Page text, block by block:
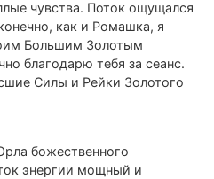
чувства. Поток ощущался
как и Ромашка, я
Большим Золотым
благодарю тебя за сеанс.
Силы и Рейки Золотого
божественного
энергии мощный и